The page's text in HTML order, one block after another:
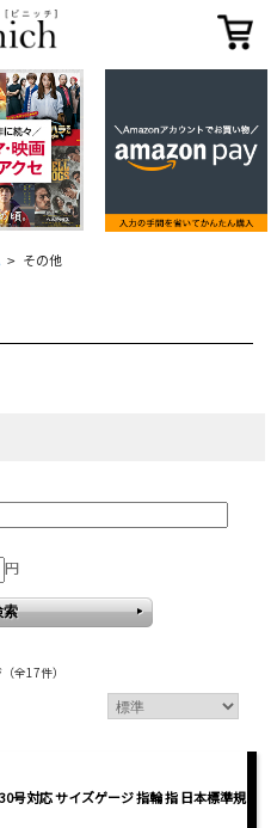
> その他
円
（全17件）
号対応 サイズゲージ 指輪 指 日本標準規